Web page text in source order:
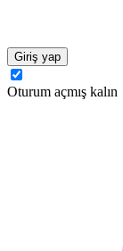
Giriş yap
Oturum açmış kalın